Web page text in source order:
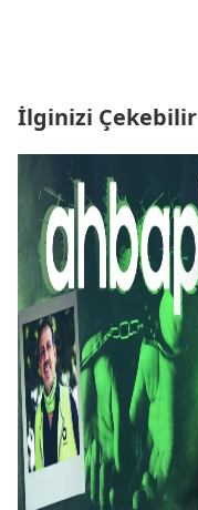
İlginizi Çekebilir